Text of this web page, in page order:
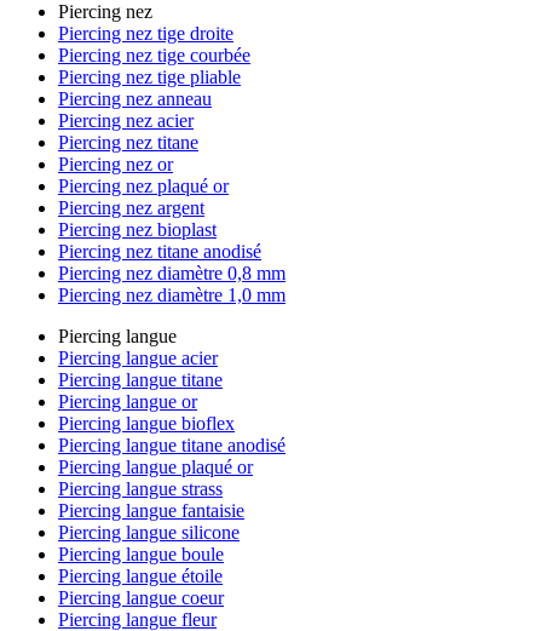
Piercing nez
Piercing nez tige droite
Piercing nez tige courbée
Piercing nez tige pliable
Piercing nez anneau
Piercing nez acier
Piercing nez titane
Piercing nez or
Piercing nez plaqué or
Piercing nez argent
Piercing nez bioplast
Piercing nez titane anodisé
Piercing nez diamètre 0,8 mm
Piercing nez diamètre 1,0 mm
Piercing langue
Piercing langue acier
Piercing langue titane
Piercing langue or
Piercing langue bioflex
Piercing langue titane anodisé
Piercing langue plaqué or
Piercing langue strass
Piercing langue fantaisie
Piercing langue silicone
Piercing langue boule
Piercing langue étoile
Piercing langue coeur
Piercing langue fleur